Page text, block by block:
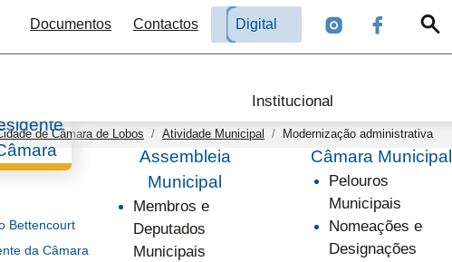
Documentos Contactos Digital
Institucional
Bettencourt
da Câmara
Assembleia
Municipal
Membros e
Deputados
Municipais
Câmara Municipal
Pelouros
Municipais
Nomeações e
Designações
de Câmara de Lobos Atividade Municipal Modernização administrativa